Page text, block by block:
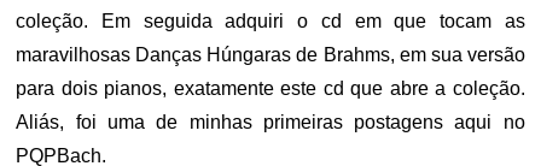
coleção. Em seguida adquiri o cd em que tocam as
maravilhosas Danças Húngaras de Brahms, em sua versão
para dois pianos, exatamente este cd que abre a coleção.
Aliás, foi uma de minhas primeiras postagens aqui no
PQPBach.